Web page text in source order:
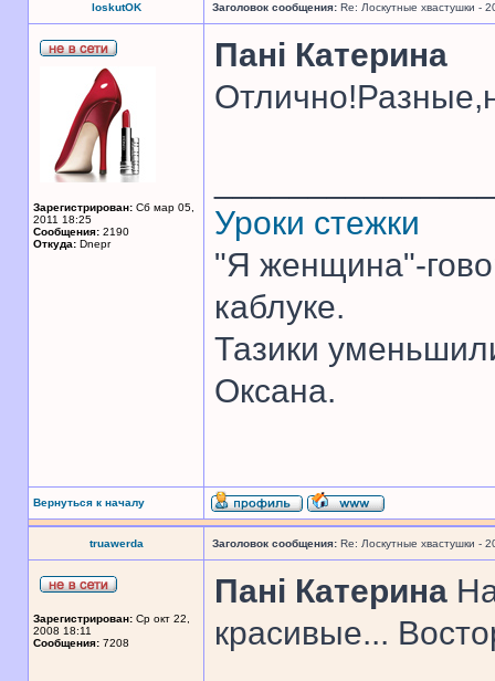
loskutOK Заголовок сообщения: Re: Лоскутные хвастушки -
Зарегистрирован: Сб мар 05,
2011 18:25
Сообщения: 2190
Откуда: Dnepr
Панi Катерина
Уроки стежки
"Я женщина"-
каблуке.
Тазики
Оксана.
Вернуться к началу
truawerda Заголовок сообщения: Re: Лоскутные хвастушки -
Зарегистрирован: Ср окт 22,
2008 18:11
Сообщения: 7208
Панi Катерина
красивые...